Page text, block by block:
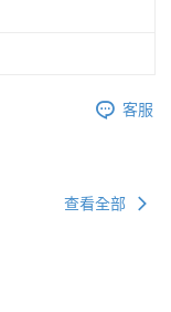
客服
查看全部